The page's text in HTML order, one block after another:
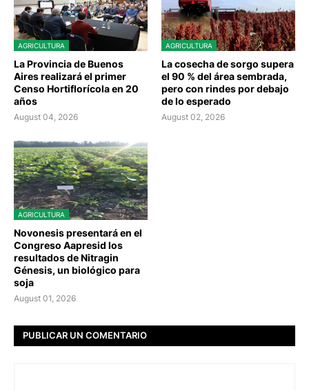
AGRICULTURA
La Provincia de Buenos
Aires realizará el primer
Censo Hortiflorícola en 20
años
August 04, 2026
AGRICULTURA
La cosecha de sorgo supera
el 90 % del área sembrada,
pero con rindes por debajo
de lo esperado
August 02, 2026
AGRICULTURA
Novonesis presentará en el
Congreso Aapresid los
resultados de Nitragin
Génesis, un biológico para
soja
August 01, 2026
PUBLICAR UN COMENTARIO